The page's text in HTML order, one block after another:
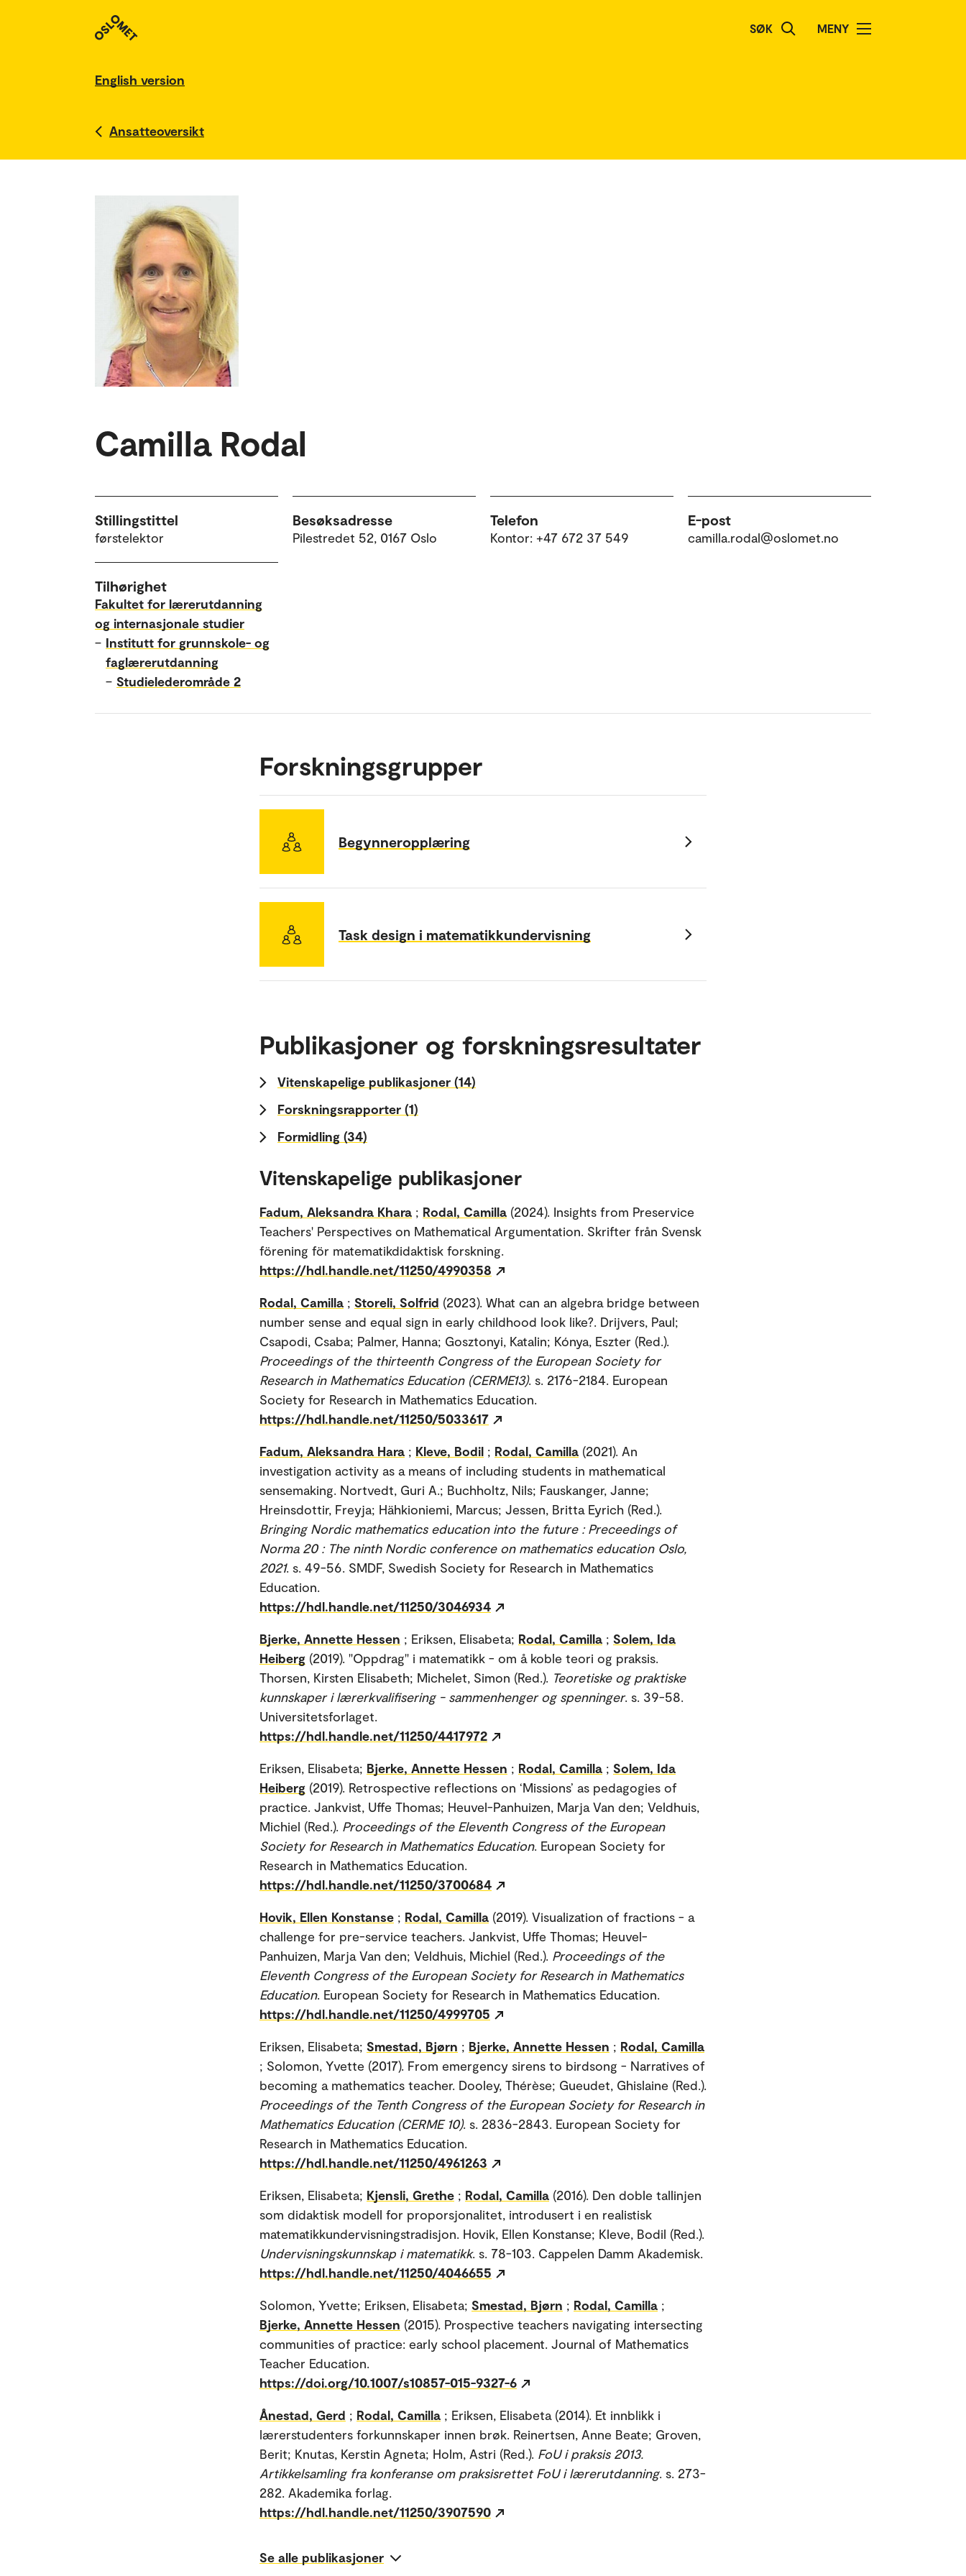
SØK MENY
English version
Ansatteoversikt
Camilla Rodal
Stillingstittel
førstelektor
Besøksadresse
Pilestredet 52, 0167 Oslo
Telefon
Kontor: +47 672 37 549
E-post
camilla.rodal@oslomet.no
Tilhørighet
Fakultet for lærerutdanning
og internasjonale studier
– Institutt for grunnskole- og
faglærerutdanning
– Studielederområde 2
Forskningsgrupper
Begynneropplæring
Task design i matematikkundervisning
Publikasjoner og forskningsresultater
Vitenskapelige publikasjoner (14)
Forskningsrapporter (1)
Formidling (34)
Vitenskapelige publikasjoner
Fadum, Aleksandra Khara ; Rodal, Camilla (2024). Insights from Preservice
Teachers' Perspectives on Mathematical Argumentation. Skrifter från Svensk
förening för matematikdidaktisk forskning.
https://hdl.handle.net/11250/4990358
Rodal, Camilla ; Storeli, Solfrid (2023). What can an algebra bridge between
number sense and equal sign in early childhood look like?. Drijvers, Paul;
Csapodi, Csaba; Palmer, Hanna; Gosztonyi, Katalin; Kónya, Eszter (Red.).
Proceedings of the thirteenth Congress of the European Society for
Research in Mathematics Education (CERME13). s. 2176-2184. European
Society for Research in Mathematics Education.
https://hdl.handle.net/11250/5033617
Fadum, Aleksandra Hara ; Kleve, Bodil ; Rodal, Camilla (2021). An
investigation activity as a means of including students in mathematical
sensemaking. Nortvedt, Guri A.; Buchholtz, Nils; Fauskanger, Janne;
Hreinsdottir, Freyja; Hähkioniemi, Marcus; Jessen, Britta Eyrich (Red.).
Bringing Nordic mathematics education into the future : Preceedings of
Norma 20 : The ninth Nordic conference on mathematics education Oslo,
2021. s. 49-56. SMDF, Swedish Society for Research in Mathematics
Education.
https://hdl.handle.net/11250/3046934
Bjerke, Annette Hessen ; Eriksen, Elisabeta; Rodal, Camilla ; Solem, Ida
Heiberg (2019). "Oppdrag" i matematikk - om å koble teori og praksis.
Thorsen, Kirsten Elisabeth; Michelet, Simon (Red.). Teoretiske og praktiske
kunnskaper i lærerkvalifisering - sammenhenger og spenninger. s. 39-58.
Universitetsforlaget.
https://hdl.handle.net/11250/4417972
Eriksen, Elisabeta; Bjerke, Annette Hessen ; Rodal, Camilla ; Solem, Ida
Heiberg (2019). Retrospective reflections on ‘Missions’ as pedagogies of
practice. Jankvist, Uffe Thomas; Heuvel-Panhuizen, Marja Van den; Veldhuis,
Michiel (Red.). Proceedings of the Eleventh Congress of the European
Society for Research in Mathematics Education. European Society for
Research in Mathematics Education.
https://hdl.handle.net/11250/3700684
Hovik, Ellen Konstanse ; Rodal, Camilla (2019). Visualization of fractions - a
challenge for pre-service teachers. Jankvist, Uffe Thomas; Heuvel-
Panhuizen, Marja Van den; Veldhuis, Michiel (Red.). Proceedings of the
Eleventh Congress of the European Society for Research in Mathematics
Education. European Society for Research in Mathematics Education.
https://hdl.handle.net/11250/4999705
Eriksen, Elisabeta; Smestad, Bjørn ; Bjerke, Annette Hessen ; Rodal, Camilla
; Solomon, Yvette (2017). From emergency sirens to birdsong - Narratives of
becoming a mathematics teacher. Dooley, Thérèse; Gueudet, Ghislaine (Red.).
Proceedings of the Tenth Congress of the European Society for Research in
Mathematics Education (CERME 10). s. 2836-2843. European Society for
Research in Mathematics Education.
https://hdl.handle.net/11250/4961263
Eriksen, Elisabeta; Kjensli, Grethe ; Rodal, Camilla (2016). Den doble tallinjen
som didaktisk modell for proporsjonalitet, introdusert i en realistisk
matematikkundervisningstradisjon. Hovik, Ellen Konstanse; Kleve, Bodil (Red.).
Undervisningskunnskap i matematikk. s. 78-103. Cappelen Damm Akademisk.
https://hdl.handle.net/11250/4046655
Solomon, Yvette; Eriksen, Elisabeta; Smestad, Bjørn ; Rodal, Camilla ;
Bjerke, Annette Hessen (2015). Prospective teachers navigating intersecting
communities of practice: early school placement. Journal of Mathematics
Teacher Education.
https://doi.org/10.1007/s10857-015-9327-6
Ånestad, Gerd ; Rodal, Camilla ; Eriksen, Elisabeta (2014). Et innblikk i
lærerstudenters forkunnskaper innen brøk. Reinertsen, Anne Beate; Groven,
Berit; Knutas, Kerstin Agneta; Holm, Astri (Red.). FoU i praksis 2013.
Artikkelsamling fra konferanse om praksisrettet FoU i lærerutdanning. s. 273-
282. Akademika forlag.
https://hdl.handle.net/11250/3907590
Se alle publikasjoner